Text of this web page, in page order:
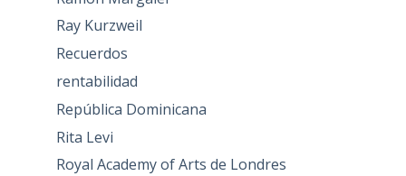
Ray Kurzweil
Recuerdos
rentabilidad
República Dominicana
Rita Levi
Royal Academy of Arts de Londres